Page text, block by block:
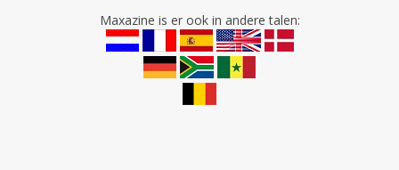
Maxazine is er ook in andere talen: